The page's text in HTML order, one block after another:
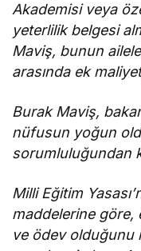
Akademisi veya
yeterlilik belgesi
Maviş, bunun
arasında ek
Burak Maviş,
nüfusun yoğun
sorumluluğundan
Milli Eğitim
maddelerine göre,
ve ödev olduğunu